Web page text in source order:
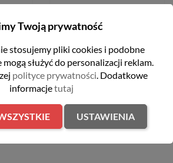
2,5kW Cub Cadet LM2
2 399,00 zł
DO KOSZYKA
Twoją prywatność
stosujemy pliki cookies i podobne
służyć do personalizacji reklam.
polityce prywatności . Dodatkowe
informacjetutaj
USTAWIENIA